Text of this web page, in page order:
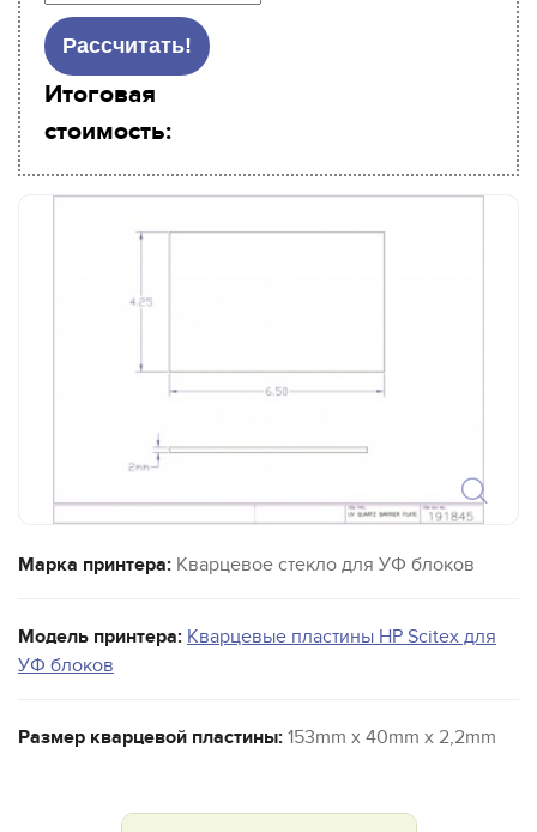
Итоговая
стоимость:
Марка принтера: Кварцевое стекло для УФ блоков
Модель принтера: Кварцевые пластины HP Scitex для
УФ блоков
Размер кварцевой пластины: 153mm x 40mm x 2,2mm